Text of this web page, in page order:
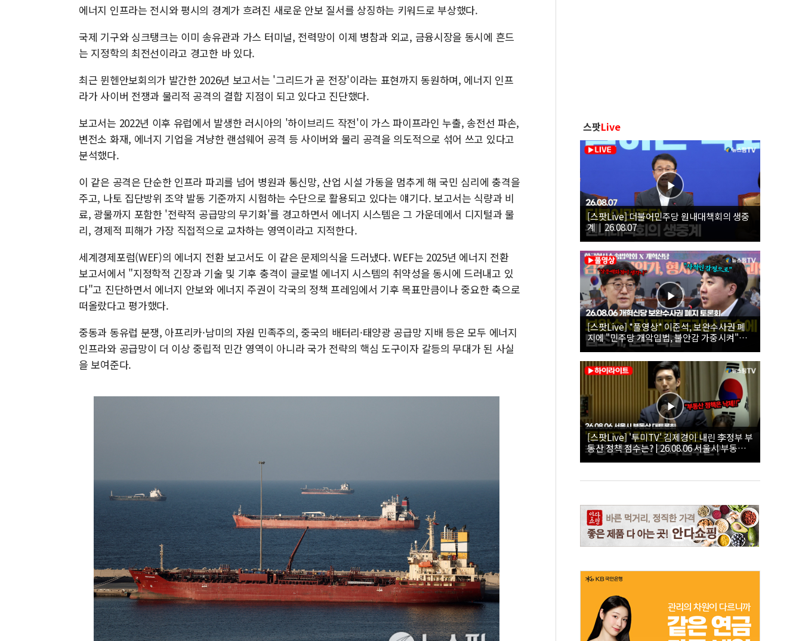
에너지 인프라는 전시와 평시의 경계가 흐려진 새로운 안보 질서를 상징하는 키워드로 부상했다.
국제 기구와 싱크탱크는 이미 송유관과 가스 터미널, 전력망이 이제 병참과 외교, 금융시장을 동시에 흔드
는 지정학의 최전선이라고 경고한 바 있다.
최근 뮌헨안보회의가 발간한 2026년 보고서는 '그리드가 곧 전장'이라는 표현까지 동원하며, 에너지 인프
라가 사이버 전쟁과 물리적 공격의 결합 지점이 되고 있다고 진단했다.
보고서는 2022년 이후 유럽에서 발생한 러시아의 '하이브리드 작전'이 가스 파이프라인 누출, 송전선 파손,
변전소 화재, 에너지 기업을 겨냥한 랜섬웨어 공격 등 사이버와 물리 공격을 의도적으로 섞어 쓰고 있다고
분석했다.
이 같은 공격은 단순한 인프라 파괴를 넘어 병원과 통신망, 산업 시설 가동을 멈추게 해 국민 심리에 충격을
주고, 나토 집단방위 조약 발동 기준까지 시험하는 수단으로 활용되고 있다는 얘기다. 보고서는 식량과 비
료, 광물까지 포함한 '전략적 공급망의 무기화'를 경고하면서 에너지 시스템은 그 가운데에서 디지털과 물
리, 경제적 피해가 가장 직접적으로 교차하는 영역이라고 지적한다.
세계경제포럼(WEF)의 에너지 전환 보고서도 이 같은 문제의식을 드러냈다. WEF는 2025년 에너지 전환
보고서에서 "지정학적 긴장과 기술 및 기후 충격이 글로벌 에너지 시스템의 취약성을 동시에 드러내고 있
다"고 진단하면서 에너지 안보와 에너지 주권이 각국의 정책 프레임에서 기후 목표만큼이나 중요한 축으로
떠올랐다고 평가했다.
중동과 동유럽 분쟁, 아프리카·남미의 자원 민족주의, 중국의 배터리·태양광 공급망 지배 등은 모두 에너지
인프라와 공급망이 더 이상 중립적 민간 영역이 아니라 국가 전략의 핵심 도구이자 갈등의 무대가 된 사실
을 보여준다.
스팟Live
[스팟Live] 더불어민주당 원내대책회의 생중
계｜26.08.07
[스팟Live] *풀영상* 이준석, 보완수사권 폐
지에 "민주당 개악입법, 불안감 가중시켜"｜
26.08.06 개혁신당 보완수사권 폐지 토론회
[스팟Live] '투미TV' 김제경이 내린 李정부 부
동산 정책 점수는? | 26.08.06 서울시 부동산
대토론회